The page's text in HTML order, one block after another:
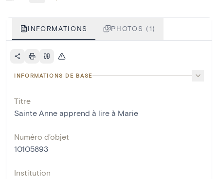
INFORMATIONS PHOTOS (1)
INFORMATIONS DE BASE
Titre
Sainte Anne apprend à lire à Marie
Numéro d'objet
10105893
Institution